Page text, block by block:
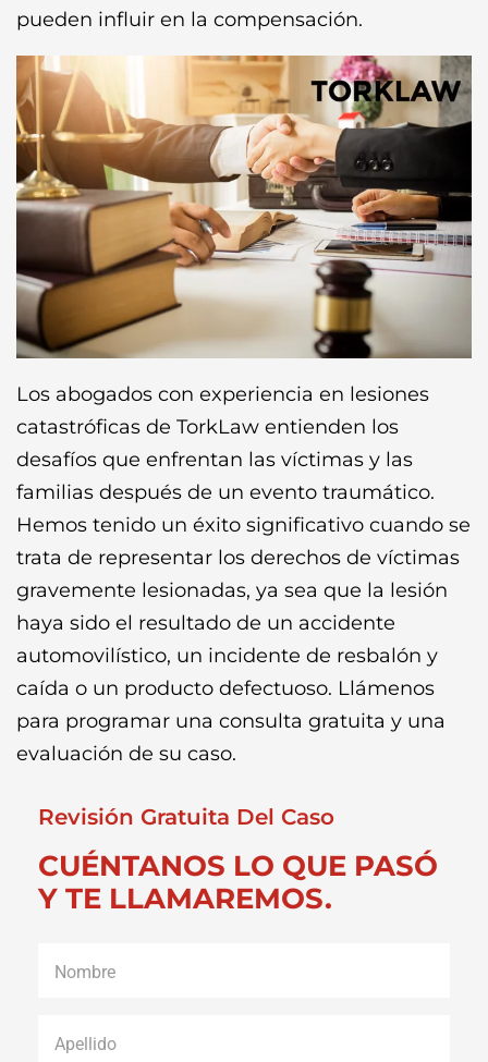
pueden influir en la compensación.
Los abogados con experiencia en lesiones
catastróficas de TorkLaw entienden los
desafíos que enfrentan las víctimas y las
familias después de un evento traumático.
Hemos tenido un éxito significativo cuando se
trata de representar los derechos de víctimas
gravemente lesionadas, ya sea que la lesión
haya sido el resultado de un accidente
automovilístico, un incidente de resbalón y
caída o un producto defectuoso. Llámenos
para programar una consulta gratuita y una
evaluación de su caso.
Revisión Gratuita Del Caso
CUÉNTANOS LO QUE PASÓ
Y TE LLAMAREMOS.